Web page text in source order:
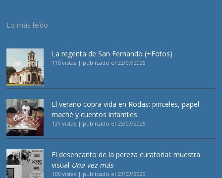
Lo más leído
La regenta de San Fernando (+Fotos)
110 vistas | publicado el 22/07/2026
El verano cobra vida en Rodas: pinceles, papel
maché y cuentos infantiles
131 vistas | publicado el 25/07/2026
El desencanto de la pereza curatorial: muestra
visual Una vez más
109 vistas | publicado el 27/07/2026